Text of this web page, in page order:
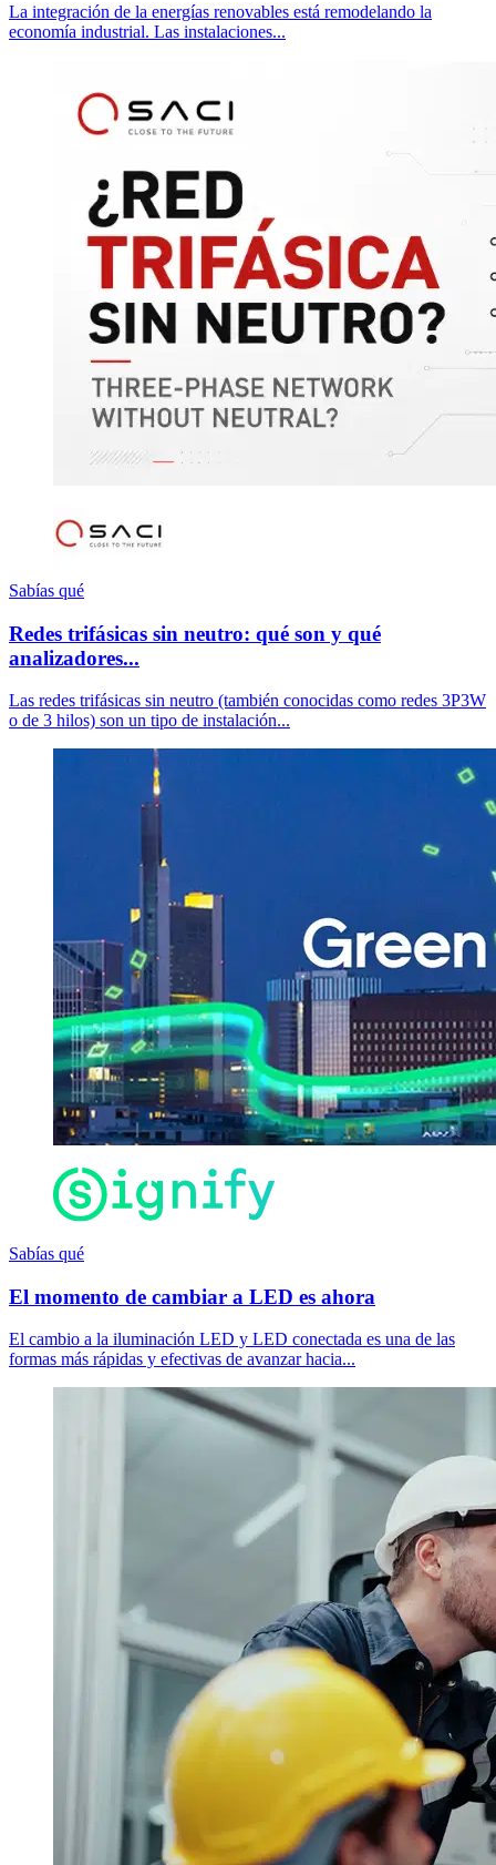
La integración de la energías renovables está remodelando la
economía industrial. Las instalaciones...
Sabías qué
Redes trifásicas sin neutro: qué son y qué
analizadores...
Las redes trifásicas sin neutro (también conocidas como redes 3P3W
o de 3 hilos) son un tipo de instalación...
Sabías qué
El momento de cambiar a LED es ahora
El cambio a la iluminación LED y LED conectada es una de las
formas más rápidas y efectivas de avanzar hacia...